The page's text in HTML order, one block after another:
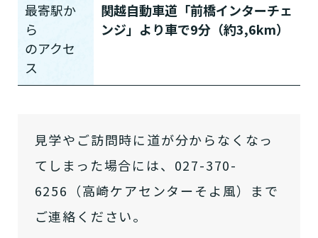
最寄駅か
ら
のアクセ
ス
関越自動車道「前橋インターチェ
ンジ」より車で9分（約3,6km）
見学やご訪問時に道が分からなくなっ
てしまった場合には、027-370-
6256（高崎ケアセンターそよ風）まで
ご連絡ください。
「どのサービスを使ったらいいのかわからな
なたに適しているのか簡単にチェックしてみま
しょう!最大4つの質問に答えていただくだけ
で、おすすめの介護保険サービスを紹介しま
す。
要介護認定を受け、要支援１～２、
要介護１～５、
いずれかの判定を受
いいえ or
ご自宅で生活しながら介護サービス
を使いたいですか？
いですか？
自宅で生活しながら
現在、日常生活を送るうえで誰かの
介護スタッフにご自宅に来てもらい
たいですか？
介護施設へ通いたいですか？
認知症の診断を受けていますか？
または物忘れなど認知症の疑いはあ
はい
日帰りで使いたいですか？
一時的に宿泊したいですか？
要支援１～２・要介護１～２です
か？
要支援１～２
要介護１～２